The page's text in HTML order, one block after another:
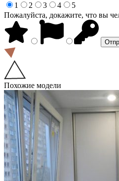
1
2 3 4
5
Пожалуйста, докажите, что вы
Похожие модели